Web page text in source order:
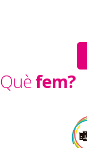
Quèfem?